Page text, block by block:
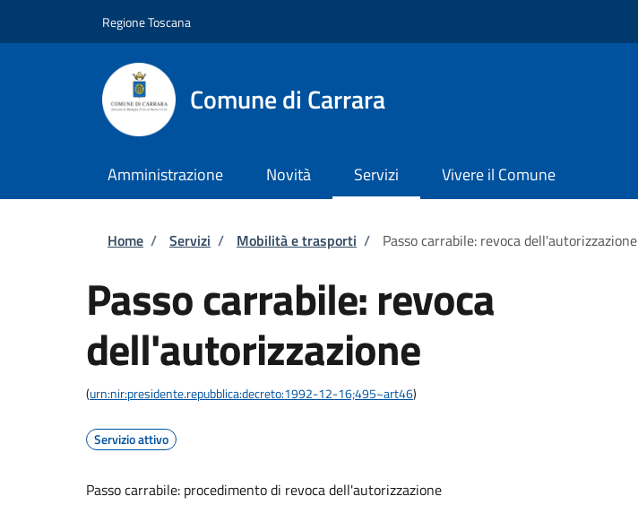
Regione Toscana
Comune di Carrara
Amministrazione Novità Servizi Vivere il Comune
Briciole di pane
Home / Servizi / Mobilità e trasporti / Passo carrabile: revoca dell'autorizzazione
Passo carrabile: revoca
dell'autorizzazione
(urn:nir:presidente.repubblica:decreto:1992-12-16;495~art46)
Servizio attivo
Passo carrabile: procedimento di revoca dell'autorizzazione